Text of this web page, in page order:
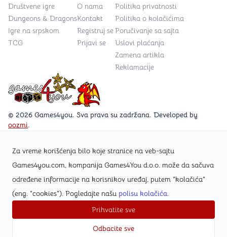
Za vreme korišćenja bilo koje stranice na veb-sajtu
Games4you.com, kompanija Games4You d.o.o. može da sačuva
određene informacije na korisnikov uređaj, putem "kolačića"
(eng. "cookies"). Pogledajte našu polisu kolačića.
Prihvatite sve
Odbacite sve
Games4you logo
© 2026 Games4you. Sva prava su zadržana. Developed by
oozmi.
Posetite Facebook stranicu /Games4you.rs
Zapratite Instagram profil @games4yours
Društvene igre
Dungeons & Dragons
Igre na srpskom
TCG
O nama
Kontakt
Registruj se
Prijavi se
Politika privatnosti
Politika o kolačićima
Poručivanje sa sajta
Uslovi plaćanja
Zamena artikla
Reklamacije